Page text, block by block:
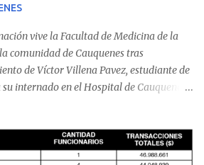
vive la Facultad de Medicina de la
comunidad de Cauquenes tras
de Víctor Villena Pavez, estudiante de
internado en el Hospital de Cauquenes.
la complejidad de su estado de salud, el
su traslado de urgencia al Hospital